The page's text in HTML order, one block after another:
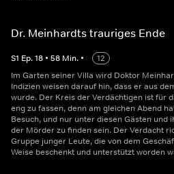
Dr. Meinhardts trauriges Ende
S1 Ep.18 • 58 Min. •
12
Im Garten seiner Villa wird Doktor
Indizien weisen darauf hin, dass er aus
wurde. Der Kreis der Verdächtigen ist für
eng zu fassen, denn am gleichen Abend
Besuch, und nur unter diesen Gästen und
der Mörder zu finden sein. Der Verdacht
Gruppe junger Leute, die von dem
Weise beschenkt und unterstützt worden